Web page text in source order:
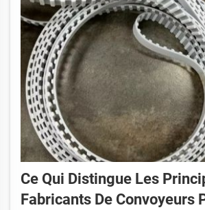
Ce Qui Distingue Les
Fabricants De Convoyeurs